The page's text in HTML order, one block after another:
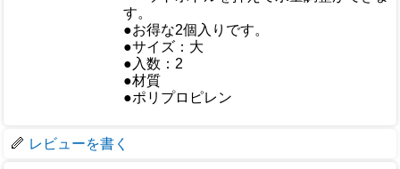
す。
●お得な2個入りです。
●サイズ：大
●入数：2
●材質
●ポリプロピレン
レビューを書く